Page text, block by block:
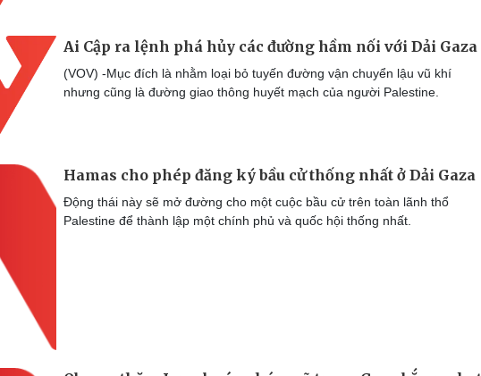
Ai Cập ra lệnh phá hủy các đường hầm nối với Dải Gaza
(VOV) -Mục đích là nhằm loại bỏ tuyến đường vận chuyển lậu vũ khí
nhưng cũng là đường giao thông huyết mạch của người Palestine.
Hamas cho phép đăng ký bầu cử thống nhất ở Dải Gaza
Động thái này sẽ mở đường cho một cuộc bầu cử trên toàn lãnh thổ
Palestine để thành lập một chính phủ và quốc hội thống nhất.